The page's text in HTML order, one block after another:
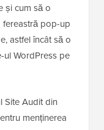
și cum să o
fereastră pop-up
astfel încât să o
ul WordPress pe
Site Audit din
menținerea